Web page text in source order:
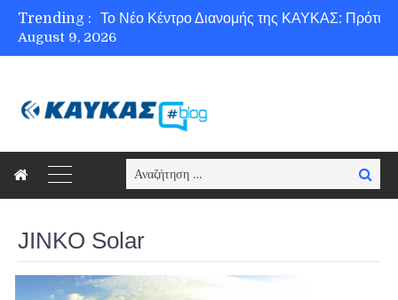
Trending :
Ασφάλεια στο Διαδίκτυο για όλους!
August 9, 2026
Search
for:
JINKO Solar